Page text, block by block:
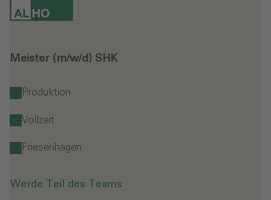
Meister (m/w/d) SHK
Produktion
Vollzeit
Friesenhagen
Werde Teil des Teams